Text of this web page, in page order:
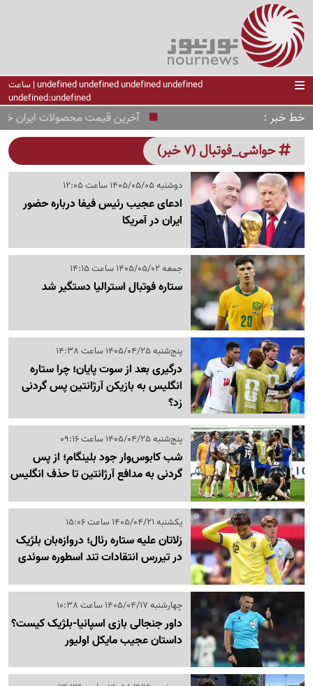
undefined undefined undefined undefined | ساعت
undefined:undefined
خط خبر آخرین قیمت محصولات ایران خودرو امروز شنبه 17 مرداد +جدول
حواشی_فوتبال (7 خبر)
دوشنبه 1405/05/05 ساعت 12:05
ادعای عجیب رئیس فیفا درباره حضور
ایران در آمریکا
جمعه 1405/05/02 ساعت 14:15
ستاره فوتبال استرالیا دستگیر شد
پنج‌شنبه 1405/04/25 ساعت 14:38
درگیری بعد از سوت پایان؛ چرا ستاره
انگلیس به بازیکن آرژانتین پس گردنی
زد؟
پنج‌شنبه 1405/04/25 ساعت 09:16
شب کابوس‌وار جود بلینگام؛ از پس
گردنی به مدافع آرژانتین تا حذف انگلیس
یکشنبه 1405/04/21 ساعت 15:06
زلاتان علیه ستاره رئال؛ دروازه‌بان بلژیک
در تیررس انتقادات تند اسطوره سوئدی
چهارشنبه 1405/04/17 ساعت 10:38
داور جنجالی بازی اسپانیا-بلژیک کیست؟
داستان عجیب مایکل اولیور